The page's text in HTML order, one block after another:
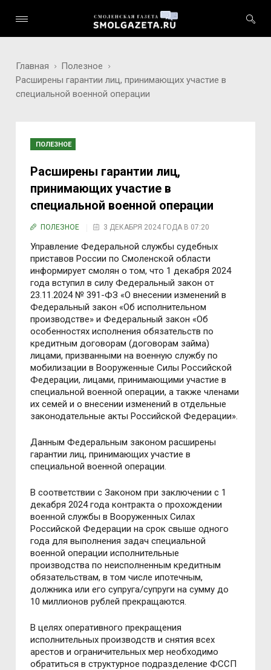
Главная
Полезное
Расширены гарантии лиц, принимающих участие в
специальной военной операции
ПОЛЕЗНОЕ
Расширены гарантии лиц,
принимающих участие в
специальной военной операции
ПОЛЕЗНОЕ 3 ДЕКАБРЯ 2024 ГОДА В 07:20
Управление Федеральной службы судебных
приставов России по Смоленской области
информирует смолян о том, что 1 декабря 2024
года вступил в силу Федеральный закон от
23.11.2024 № 391-ФЗ «О внесении изменений в
Федеральный закон «Об исполнительном
производстве» и Федеральный закон «Об
особенностях исполнения обязательств по
кредитным договорам (договорам займа)
лицами, призванными на военную службу по
мобилизации в Вооруженные Силы Российской
Федерации, лицами, принимающими участие в
специальной военной операции, а также членами
их семей и о внесении изменений в отдельные
законодательные акты Российской Федерации».
Данным Федеральным законом расширены
гарантии лиц, принимающих участие в
специальной военной операции.
В соответствии с Законом при заключении с 1
декабря 2024 года контракта о прохождении
военной службы в Вооруженных Силах
Российской Федерации на срок свыше одного
года для выполнения задач специальной
военной операции исполнительные
производства по неисполненным кредитным
обязательствам, в том числе ипотечным,
должника или его супруга/супруги на сумму до
10 миллионов рублей прекращаются.
В целях оперативного прекращения
исполнительных производств и снятия всех
арестов и ограничительных мер необходимо
обратиться в структурное подразделение ФССП